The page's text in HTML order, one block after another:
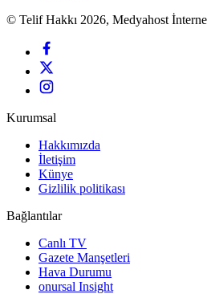
© Telif Hakkı 2026, Medyahost
Kurumsal
Hakkımızda
İletişim
Künye
Gizlilik politikası
Bağlantılar
Canlı TV
Gazete Manşetleri
Hava Durumu
onursal Insight